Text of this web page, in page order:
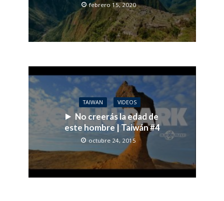
febrero 15, 2020
TAIWAN VIDEOS
No creerás la edad de
este hombre | Taiwán #4
octubre 24, 2015